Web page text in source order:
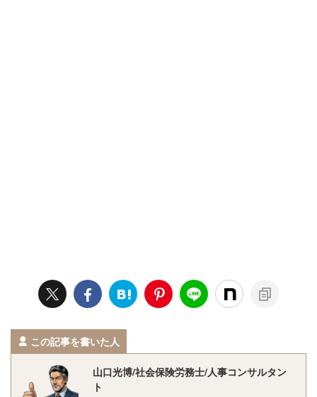
この記事を書いた人
山口光博/社会保険労務士/人事コンサルタン
ト